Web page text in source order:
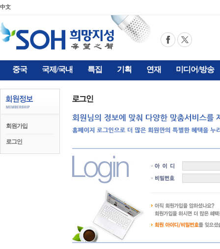
中文
중국 국제/국내 특집 기획 연재 미디어/방송
회원가입
로그인